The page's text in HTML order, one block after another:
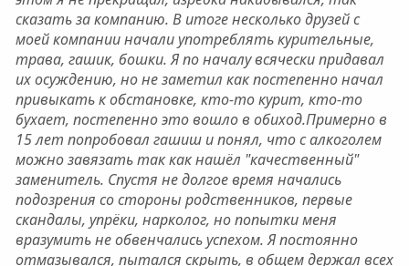
сказать за компанию. В итоге несколько друзей с
моей компании начали употреблять курительные,
трава, гашик, бошки. Я по началу всячески придавал
их осуждению, но не заметил как постепенно начал
привыкать к обстановке, кто-то курит, кто-то
бухает, постепенно это вошло в обиход.Примерно в
15 лет попробовал гашиш и понял, что с алкоголем
можно завязать так как нашёл "качественный"
заменитель. Спустя не долгое время начались
подозрения со стороны родственников, первые
скандалы, упрёки, нарколог, но попытки меня
вразумить не обвенчались успехом. Я постоянно
отмазывался, пытался скрыть, в общем держал всех